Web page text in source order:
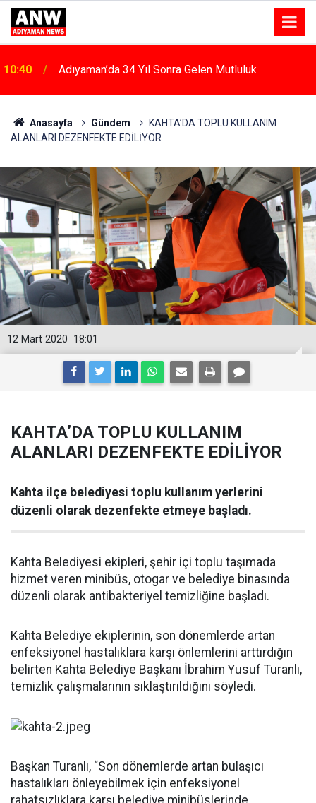
10:40 Adıyaman’da 34 Yıl Sonra Gelen Mutluluk
Anasayfa Gündem
KAHTA’DA TOPLU KULLANIM
ALANLARI DEZENFEKTE EDİLİYOR
18:01
12 Mart 2020
KAHTA’DA TOPLU KULLANIM
ALANLARI DEZENFEKTE EDİLİYOR
Kahta ilçe belediyesi toplu kullanım yerlerini
düzenli olarak dezenfekte etmeye başladı.
Kahta Belediyesi ekipleri, şehir içi toplu taşımada
hizmet veren minibüs, otogar ve belediye binasında
düzenli olarak antibakteriyel temizliğine başladı.
Kahta Belediye ekiplerinin, son dönemlerde artan
enfeksiyonel hastalıklara karşı önlemlerini arttırdığın
belirten Kahta Belediye Başkanı İbrahim Yusuf Turanlı,
temizlik çalışmalarının sıklaştırıldığını söyledi.
Başkan Turanlı, “Son dönemlerde artan bulaşıcı
hastalıkları önleyebilmek için enfeksiyonel